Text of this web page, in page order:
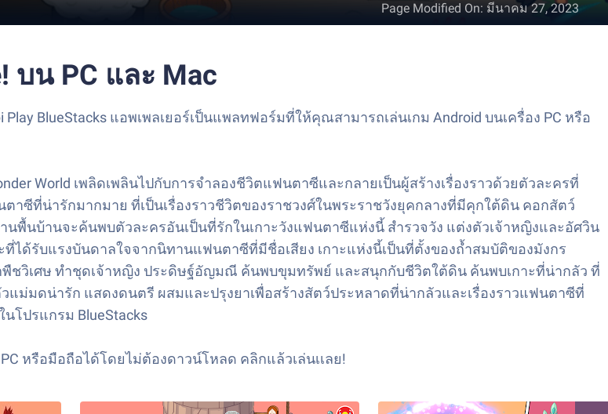
Page Modified On: มีนาคม 27, 2023
บน PC และ Mac
Play BlueStacks แอพเพลเยอร์เป็นแพลทฟอร์มที่ให้คุณสามารถเล่นเกม Android บนเครื่อง PC หรือ
World เพลิดเพลินไปกับการจำลองชีวิตแฟนตาซีและกลายเป็นผู้สร้างเรื่องราวด้วยตัวละครที่
ซีที่น่ารักมากมาย ที่เป็นเรื่องราวชีวิตของราชวงศ์ในพระราชวังยุคกลางที่มีคุกใต้ดิน คอกสัตว์
พื้นบ้านจะค้นพบตัวละครอันเป็นที่รักในเกาะวังแฟนตาซีแห่งนี้ สำรวจวัง แต่งตัวเจ้าหญิงและอัศวิน
ได้รับแรงบันดาลใจจากนิทานแฟนตาซีที่มีชื่อเสียง เกาะแห่งนี้เป็นที่ตั้งของถ้ำสมบัติของมังกร
พืชวิเศษ ทำชุดเจ้าหญิง ประดิษฐ์อัญมณี ค้นพบขุมทรัพย์ และสนุกกับชีวิตใต้ดิน ค้นพบเกาะที่น่ากลัว ที่
ม่มดน่ารัก แสดงดนตรี ผสมและปรุงยาเพื่อสร้างสัตว์ประหลาดที่น่ากลัวและเรื่องราวแฟนตาซีที่
นโปรแกรม BlueStacks
หรือมือถือได้โดยไม่ต้องดาวน์โหลด คลิกแล้วเล่นเเลย!